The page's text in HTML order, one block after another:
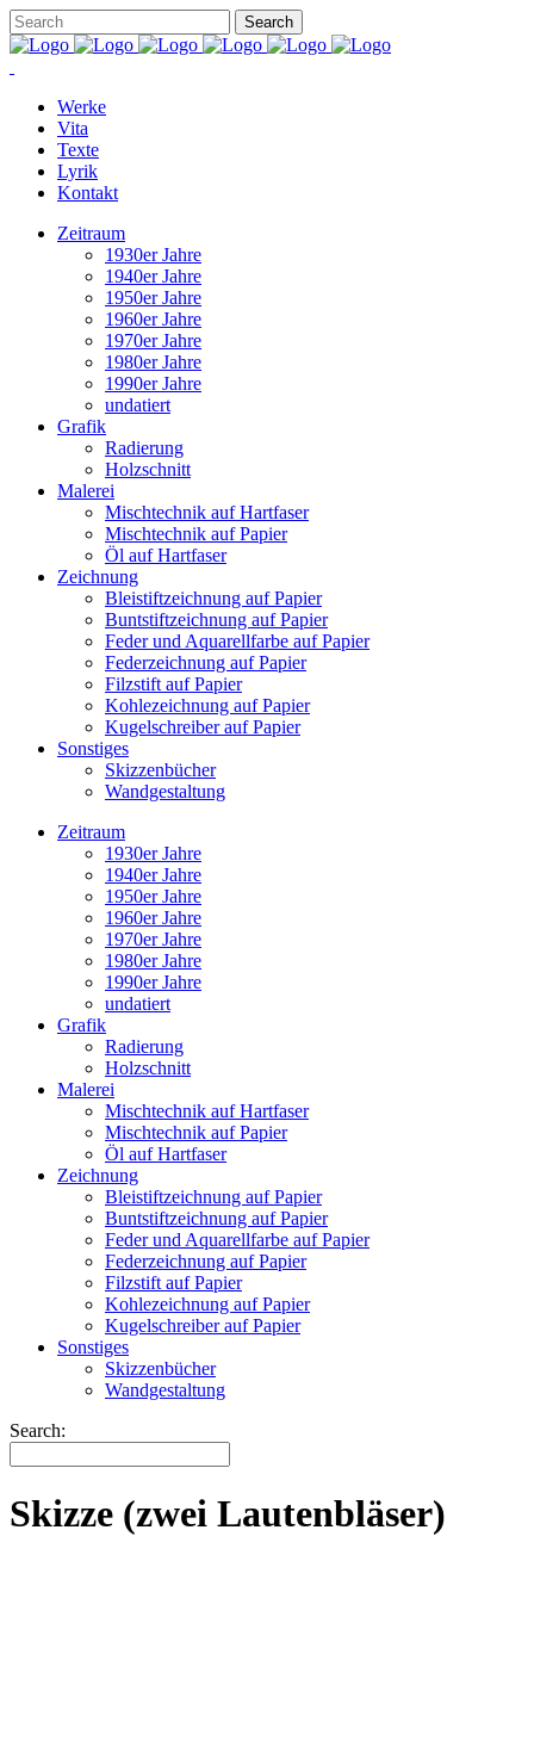
Werke
Vita
Texte
Lyrik
Kontakt
Zeitraum
1930er Jahre
1940er Jahre
1950er Jahre
1960er Jahre
1970er Jahre
1980er Jahre
1990er Jahre
undatiert
Grafik
Radierung
Holzschnitt
Malerei
Mischtechnik auf Hartfaser
Mischtechnik auf Papier
Öl auf Hartfaser
Zeichnung
Bleistiftzeichnung auf Papier
Buntstiftzeichnung auf Papier
Feder und Aquarellfarbe auf Papier
Federzeichnung auf Papier
Filzstift auf Papier
Kohlezeichnung auf Papier
Kugelschreiber auf Papier
Sonstiges
Skizzenbücher
Wandgestaltung
Zeitraum
1930er Jahre
1940er Jahre
1950er Jahre
1960er Jahre
1970er Jahre
1980er Jahre
1990er Jahre
undatiert
Grafik
Radierung
Holzschnitt
Malerei
Mischtechnik auf Hartfaser
Mischtechnik auf Papier
Öl auf Hartfaser
Zeichnung
Bleistiftzeichnung auf Papier
Buntstiftzeichnung auf Papier
Feder und Aquarellfarbe auf Papier
Federzeichnung auf Papier
Filzstift auf Papier
Kohlezeichnung auf Papier
Kugelschreiber auf Papier
Sonstiges
Skizzenbücher
Wandgestaltung
Search:
Skizze (zwei Lautenbläser)